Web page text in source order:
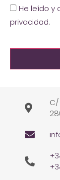
He leído y
privacidad.
C/